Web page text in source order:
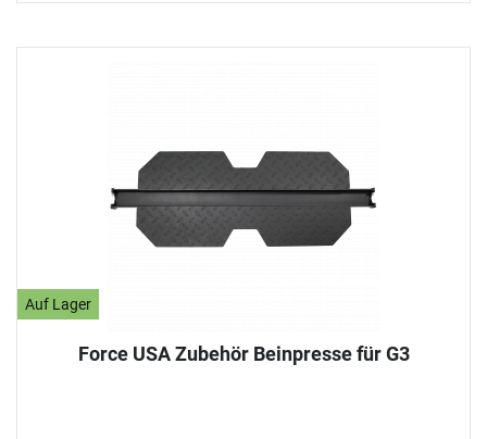
Auf Lager
Force USA Zubehör Beinpresse für G3